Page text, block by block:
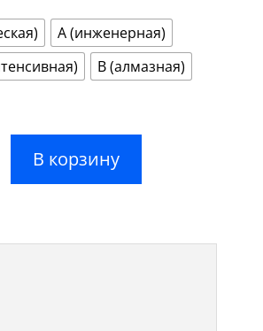
А (инженерная)
В (алмазная)
В корзину